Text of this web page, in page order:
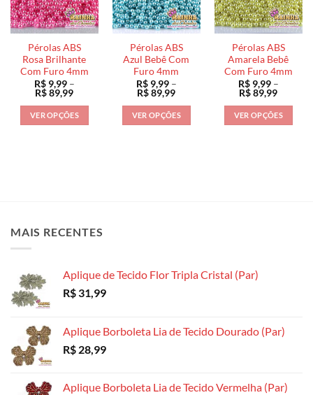
opções
podem
ser
escolhidas
na
página
do
produto
opções
podem
ser
escolhidas
na
página
do
produto
opções
podem
ser
escolhidas
na
página
do
produto
Pérolas ABS
Rosa Brilhante
Com Furo 4mm
R$9,99 –
R$89,99Faixa
preço:
R$ 9,99
através
VER OPÇÕES
podem
na
página
Pérolas ABS
Azul Bebê Com
Furo 4mm
R$9,99 –
R$89,99Faixa
preço:
R$ 9,99
através
VER OPÇÕES
na
Pérolas ABS
Amarela Bebê
Com Furo 4mm
R$9,99 –
R$89,99Faixa
preço:
R$ 9,99
através
VER OPÇÕES
na
MAIS RECENTES
Aplique de Tecido Flor Tripla Cristal (Par)
R$ 31,99
Aplique Borboleta Lia de Tecido Dourado (Par)
R$ 28,99
Aplique Borboleta Lia de Tecido Vermelha (Par)